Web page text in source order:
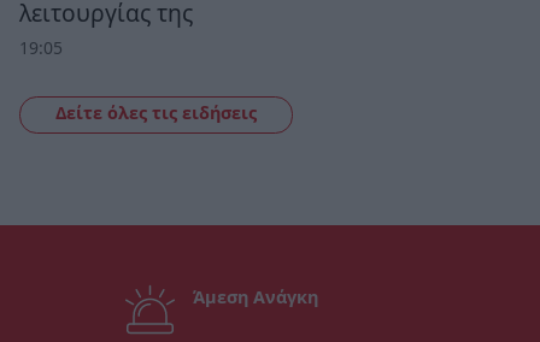
λειτουργίας της
19:05
Δείτε όλες τις ειδήσεις
Άμεση Ανάγκη